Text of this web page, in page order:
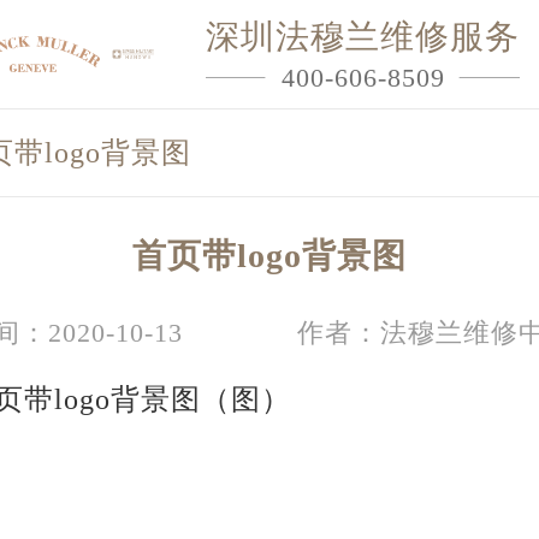
深圳法穆兰维修服务
400-606-8509
带logo背景图
首页带logo背景图
：2020-10-13 作者：法穆兰维修